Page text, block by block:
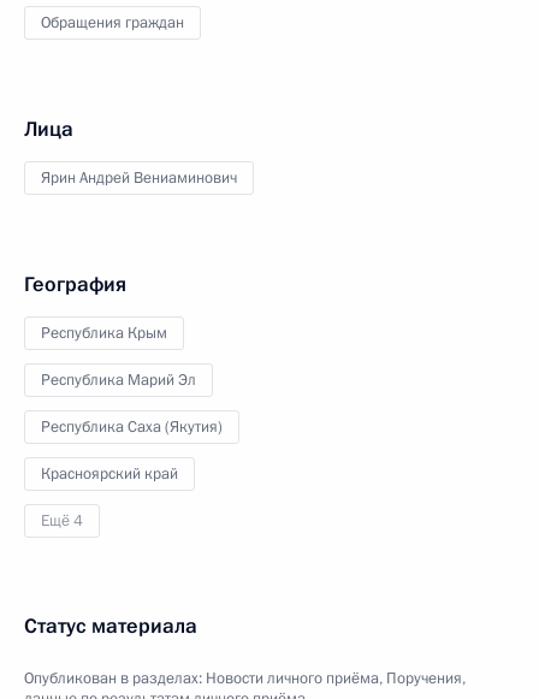
Обращения граждан
Лица
Ярин Андрей Вениаминович
География
Республика Крым
Республика Марий Эл
Республика Саха (Якутия)
Красноярский край
Ещё 4
Статус материала
Опубликован в разделах: Новости личного приёма, Поручения,